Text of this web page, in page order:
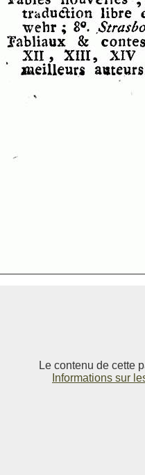
Le contenu de cette
Informations sur